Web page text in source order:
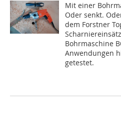
Mit einer
Oder senkt.
dem Forstner
Bohrmaschine
Anwendungen
getestet.